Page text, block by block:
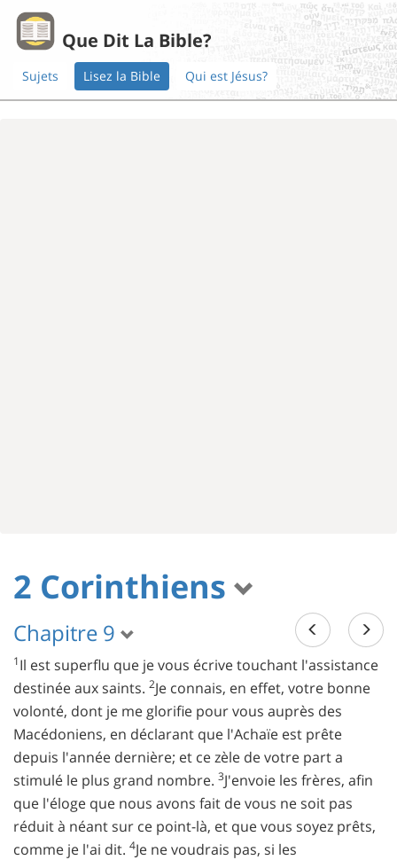
Que Dit La Bible?
Sujets Lisez la Bible Qui est Jésus?
2 Corinthiens
Chapitre 9
1Il est superflu que je vous écrive touchant l'assistance
destinée aux saints. 2Je connais, en effet, votre bonne
volonté, dont je me glorifie pour vous auprès des
Macédoniens, en déclarant que l'Achaïe est prête
depuis l'année dernière; et ce zèle de votre part a
stimulé le plus grand nombre. 3J'envoie les frères, afin
que l'éloge que nous avons fait de vous ne soit pas
réduit à néant sur ce point-là, et que vous soyez prêts,
comme je l'ai dit. 4Je ne voudrais pas, si les